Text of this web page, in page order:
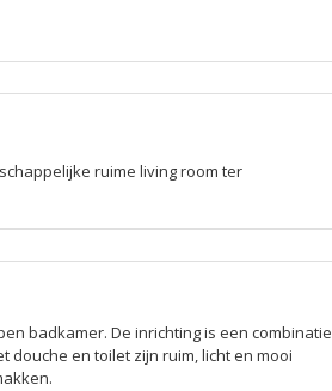
ruime living room ter
badkamer. De inrichting is een combinatie
en toilet zijn ruim, licht en mooi